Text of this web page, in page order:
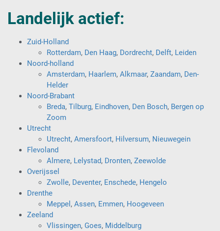
Landelijk actief:
Zuid-Holland
Rotterdam, Den Haag, Dordrecht, Delft, Leiden
Noord-holland
Amsterdam, Haarlem, Alkmaar, Zaandam, Den-
Helder
Noord-Brabant
Breda, Tilburg, Eindhoven, Den Bosch, Bergen op
Zoom
Utrecht
Utrecht, Amersfoort, Hilversum, Nieuwegein
Flevoland
Almere, Lelystad, Dronten, Zeewolde
Overijssel
Zwolle, Deventer, Enschede, Hengelo
Drenthe
Meppel , Assen, Emmen, Hoogeveen
Zeeland
Vlissingen, Goes, Middelburg